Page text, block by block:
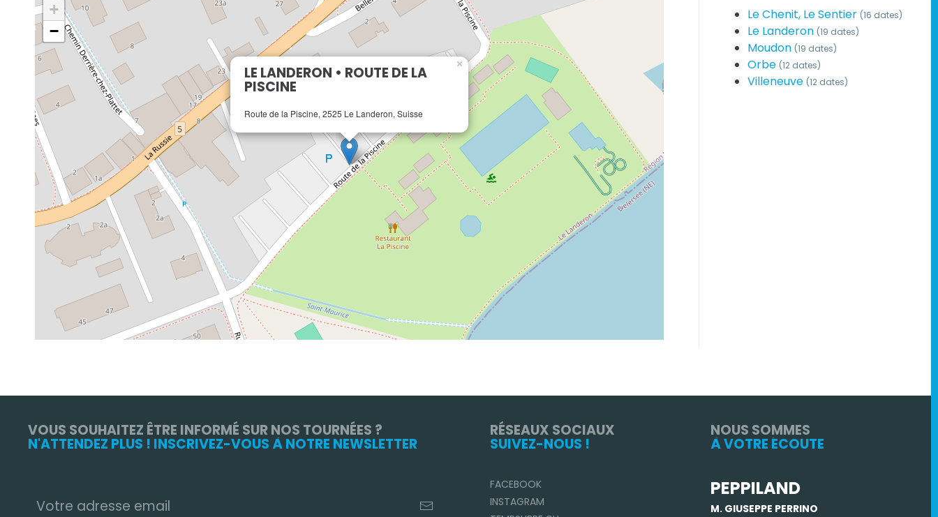
LE LANDERON • ROUTE DE LA
PISCINE
Route de la Piscine, 2525 Le Landeron, Suisse
×
+
−
Le Chenit, Le Sentier (16 dates)
Le Landeron (19 dates)
Moudon (19 dates)
Orbe (12 dates)
Villeneuve (12 dates)
VOUS SOUHAITEZ ÊTRE INFORMÉ SUR NOS TOURNÉES ?
N'ATTENDEZ PLUS ! INSCRIVEZ-VOUS À NOTRE NEWSLETTER
RÉSEAUX SOCIAUX
SUIVEZ-NOUS !
FACEBOOK
INSTAGRAM
NOUS SOMMES
À VOTRE ÉCOUTE
PEPPILAND
M. GIUSEPPE PERRINO